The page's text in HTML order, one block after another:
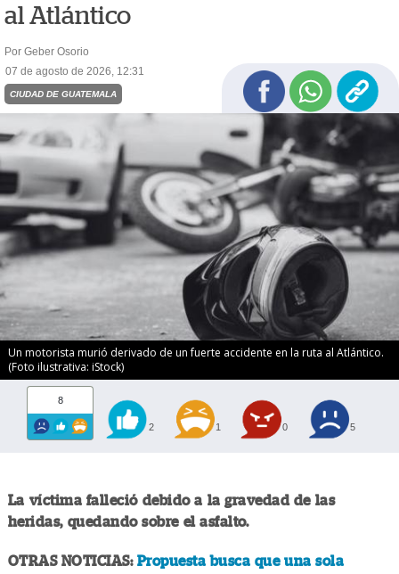
al Atlántico
Por Geber Osorio
07 de agosto de 2026, 12:31
CIUDAD DE GUATEMALA
Un motorista murió derivado de un fuerte accidente en la ruta al Atlántico.
(Foto ilustrativa: iStock)
8
2 1 0 5
La víctima falleció debido a la gravedad de las
heridas, quedando sobre el asfalto.
OTRAS NOTICIAS: Propuesta busca que una sola